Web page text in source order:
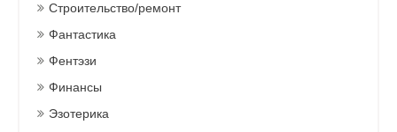
Строительство/ремонт
Фантастика
Фентэзи
Финансы
Эзотерика